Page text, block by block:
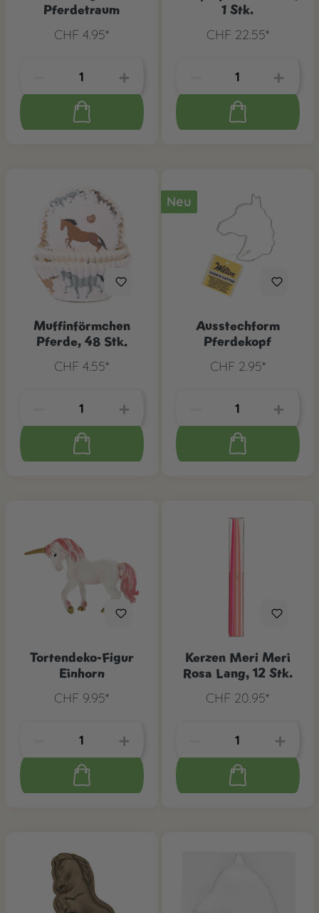
Pferdetraum
CHF 4.95*
1 Stk.
CHF 22.55*
Muffinförmchen
Pferde, 48 Stk.
CHF 4.55*
Neu
Ausstechform
Pferdekopf
CHF 2.95*
Tortendeko-Figur
Einhorn
CHF 9.95*
Kerzen Meri Meri
Rosa Lang, 12 Stk.
CHF 20.95*